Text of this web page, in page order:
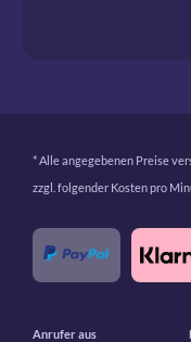
* Alle angegebenen Preise
zzgl. folgender Kosten pro
Anrufer aus